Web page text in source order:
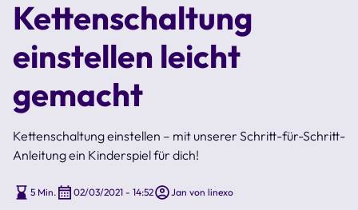
Kettenschaltung
einstellen leicht
gemacht
Kettenschaltung einstellen – mit unserer Schritt-für-Schritt-
Anleitung ein Kinderspiel für dich!
5 Min. 02/03/2021 - 14:52 Jan von linexo